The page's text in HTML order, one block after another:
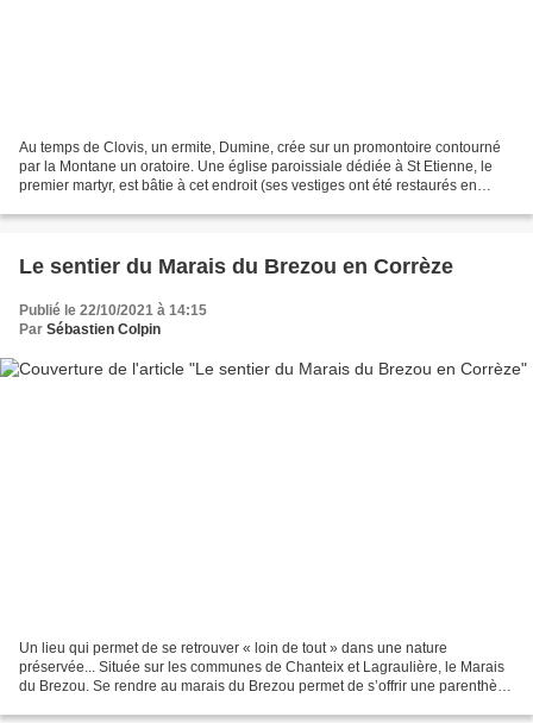
Au temps de Clovis, un ermite, Dumine, crée sur un promontoire contourné
par la Montane un oratoire. Une église paroissiale dédiée à St Etienne, le
premier martyr, est bâtie à cet endroit (ses vestiges ont été restaurés en
Le sentier du Marais du Brezou en Corrèze
Publié le 22/10/2021 à 14:15
Par Sébastien Colpin
Un lieu qui permet de se retrouver « loin de tout » dans une nature
préservée... Située sur les communes de Chanteix et Lagraulière, le Marais
du Brezou. Se rendre au marais du Brezou permet de s’offrir une parenthèse